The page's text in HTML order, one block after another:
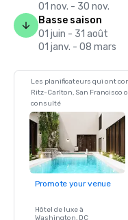
01 nov. - 30 nov.
Basse saison
01 juin - 31 août
01 janv. - 08 mars
Les planificateurs qui ont
Ritz-Carlton, San Francisco
consulté
Promote your venue
Hôtel de luxe à
Washington, DC